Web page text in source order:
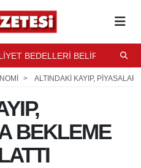
BEDELLERİ BELİRLENDİ
ALTINDAKİ KAYIP,
BEKLEME